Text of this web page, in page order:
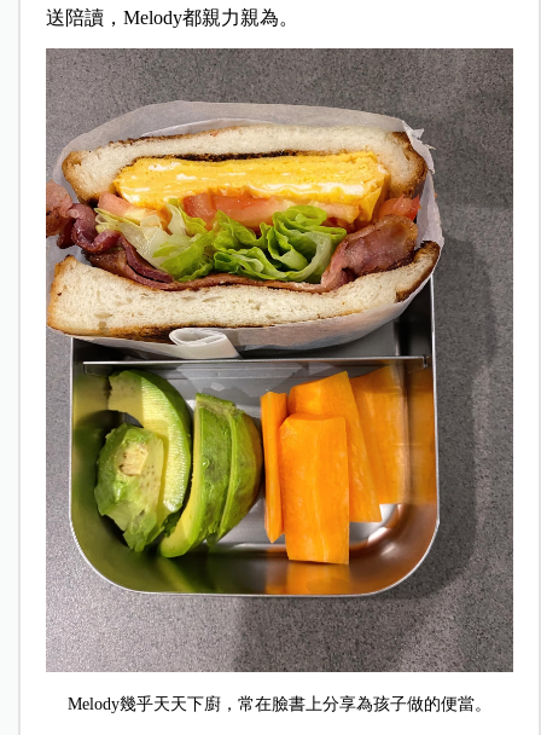
送陪讀，Melody都親力親為。
Melody幾乎天天下廚，常在臉書上分享為孩子做的便當。